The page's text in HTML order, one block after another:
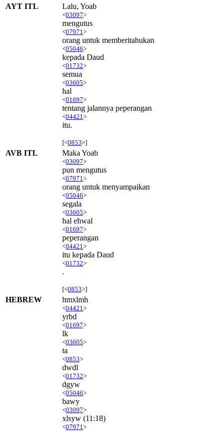
AYT ITL
Lalu, Yoab
<03097>
mengutus
<07971 >
orang untuk memberitahukan
<05046>
kepada Daud
<01732>
semua
<03605>
hal
<01697>
tentang jalannya peperangan
<04421 >
itu.
[<0853>]
AVB ITL Maka Yoab
<03097>
pun mengutus
<07971 >
orang untuk menyampaikan
<05046>
segala
<03605>
hal ehwal
<01697>
peperangan
<04421 >
itu kepada Daud
<01732>
.
[<0853>]
HEBREW hmxlmh
<04421 >
yrbd
<01697>
lk
<03605>
ta
<0853>
dwdl
<01732>
dgyw
<05046>
bawy
<03097>
xlsyw (11:18)
<07971 >